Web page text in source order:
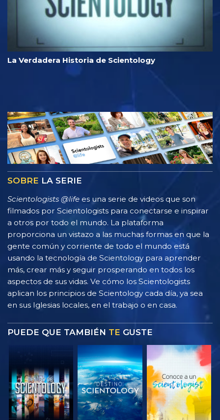
La Verdadera Historia de Scientology
SOBRE LA SERIE
Scientologists @life es una serie de videos que son
filmados por Scientologists para conectarse e inspirar
a otros por todo el mundo. La plataforma
proporciona un vistazo a las muchas formas en que la
gente común y corriente de todo el mundo está
usando la tecnología de Scientology para aprender
más, crear más y seguir prosperando en todos los
aspectos de sus vidas. Ve cómo los Scientologists
aplican los principios de Scientology cada día, ya sea
en sus Iglesias locales, en el trabajo o en casa.
PUEDE QUE TAMBIÉN TE GUSTE